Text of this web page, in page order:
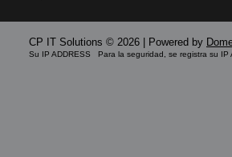
CP IT Solutions © 2026 | Powered by
Su IP ADDRESS Para la seguridad, se registra su